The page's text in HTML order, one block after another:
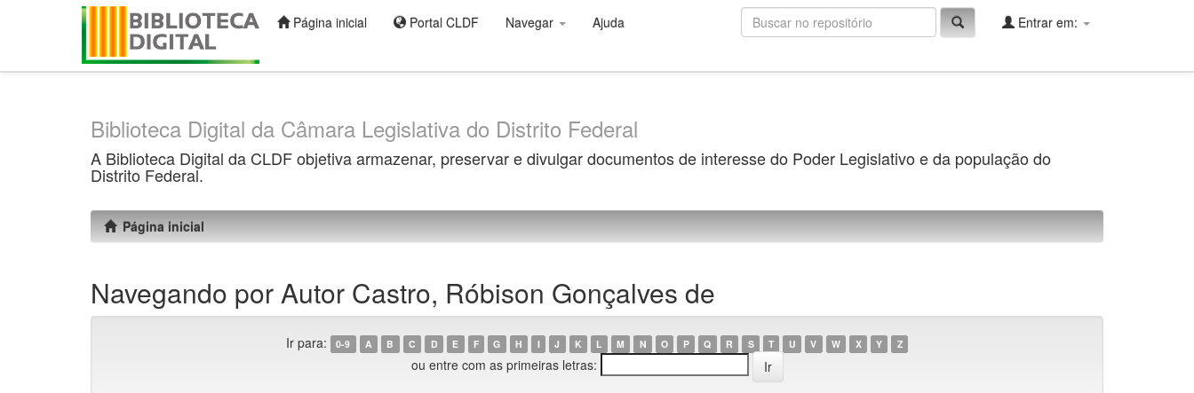
Página inicial Portal CLDF Navegar Ajuda Entrar em:
Biblioteca Digital da Câmara Legislativa do Distrito Federal
A Biblioteca Digital da CLDF objetiva armazenar, preservar e divulgar documentos de interesse do Poder Legislativo e da população do
Distrito Federal.
Página inicial
Navegando por Autor Castro, Róbison Gonçalves de
Ir para: 0-9 A B C D E F G H I J K L M N O P Q R S T U V W X Y Z
ou entre com as primeiras letras: